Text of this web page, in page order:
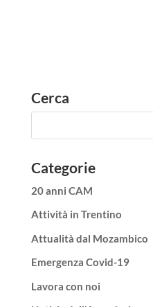
Cerca
Categorie
20 anni CAM
Attività in Trentino
Attualità dal Mozambico
Emergenza Covid-19
Lavora con noi